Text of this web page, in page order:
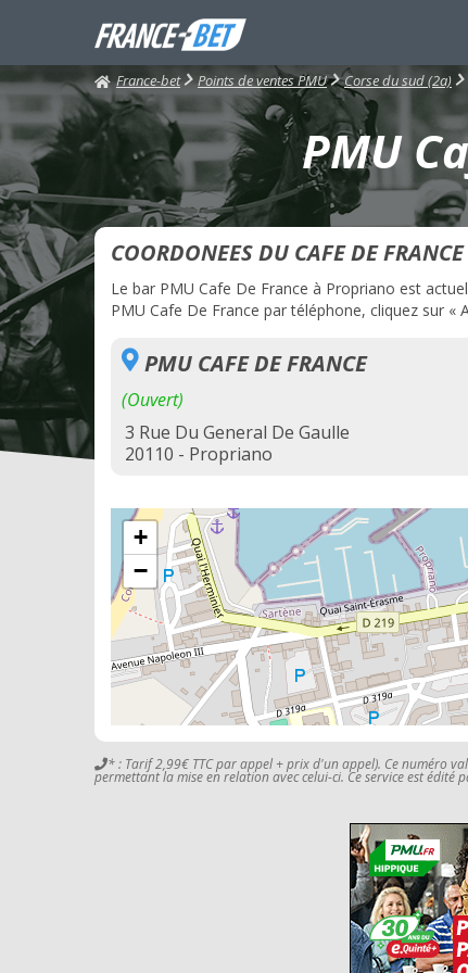
France-bet Points de ventes PMU Corse du sud (2a)
PMU
COORDONEES DU CAFE DE FRANCE
Le bar PMU Cafe De France à Propriano est
PMU Cafe De France par téléphone, cliquez sur «
PMU CAFE DE FRANCE
(Ouvert)
3 Rue Du General De Gaulle
20110 - Propriano
+
−
* : Tarif 2,99€ TTC par appel + prix d'un appel). Ce numéro
permettant la mise en relation avec celui-ci. Ce service est édité